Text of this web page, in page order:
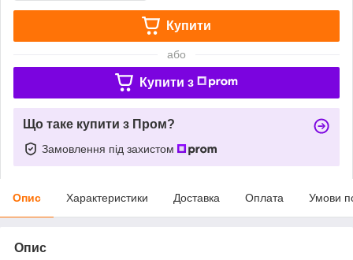
Купити
або
Купити з
Що таке купити з Пром?
Замовлення під захистом
Опис Характеристики Доставка Оплата Умови
Опис